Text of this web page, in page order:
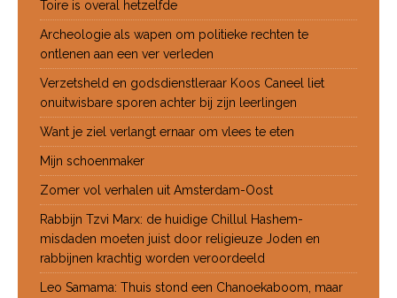
Toire is overal hetzelfde
Archeologie als wapen om politieke rechten te
ontlenen aan een ver verleden
Verzetsheld en godsdienstleraar Koos Caneel liet
onuitwisbare sporen achter bij zijn leerlingen
Want je ziel verlangt ernaar om vlees te eten
Mijn schoenmaker
Zomer vol verhalen uit Amsterdam-Oost
Rabbijn Tzvi Marx: de huidige Chillul Hashem-
misdaden moeten juist door religieuze Joden en
rabbijnen krachtig worden veroordeeld
Leo Samama: Thuis stond een Chanoekaboom, maar